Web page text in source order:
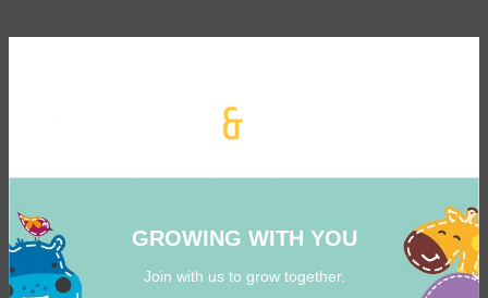
GROWING WITH YOU
Join with us to grow together.